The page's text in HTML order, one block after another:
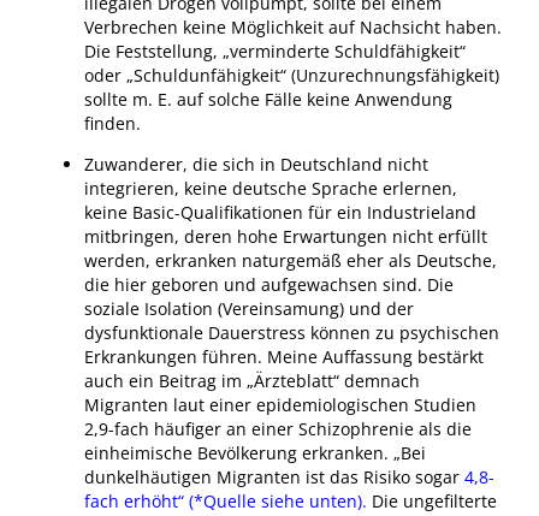
Verbrechen keine Möglichkeit auf Nachsicht haben.
Die Feststellung, „verminderte Schuldfähigkeit“
oder „Schuldunfähigkeit“ (Unzurechnungsfähigkeit)
sollte m. E. auf solche Fälle keine Anwendung
finden.
Zuwanderer, die sich in Deutschland nicht
integrieren, keine deutsche Sprache erlernen,
keine Basic-Qualifikationen für ein Industrieland
mitbringen, deren hohe Erwartungen nicht erfüllt
werden, erkranken naturgemäß eher als Deutsche,
die hier geboren und aufgewachsen sind. Die
soziale Isolation (Vereinsamung) und der
dysfunktionale Dauerstress können zu psychischen
Erkrankungen führen. Meine Auffassung bestärkt
auch ein Beitrag im „Ärzteblatt“ demnach
Migranten laut einer epidemiologischen Studien
2,9-fach häufiger an einer Schizophrenie als die
einheimische Bevölkerung erkranken. „Bei
dunkelhäutigen Migranten ist das Risiko sogar 4,8-
fach erhöht“ (*Quelle siehe unten). Die ungefilterte